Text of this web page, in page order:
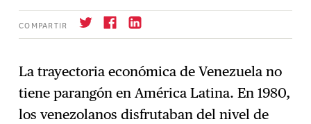
COMPARTIR
→ Suscríbase
La trayectoria económica de Venezuela no
tiene parangón en América Latina. En 1980,
los venezolanos disfrutaban del nivel de